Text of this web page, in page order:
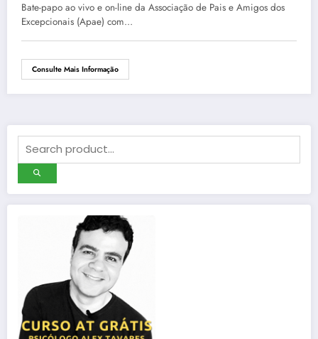
Bate-papo ao vivo e on-line da Associação de Pais e Amigos dos
Excepcionais (Apae) com…
Consulte Mais Informação